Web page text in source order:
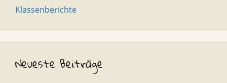
Klassenberichte
Neueste Beiträge